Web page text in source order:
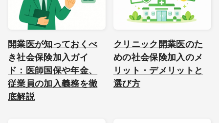
開業医が知っておくべ
き社会保険加入ガイ
ド：医師国保や年金、
従業員の加入義務を徹
底解説
クリニック開業医のた
めの社会保険加入のメ
リット・デメリットと
選び方